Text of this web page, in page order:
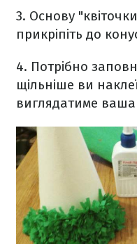
3. Основу
прикріпіть до
4. Потрібно
щільніше ви
виглядатиме